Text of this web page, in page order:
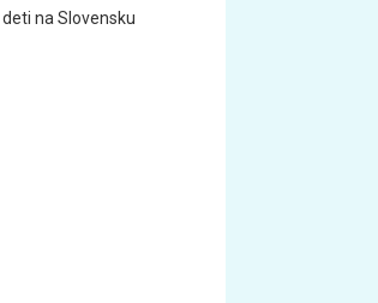
na Slovensku